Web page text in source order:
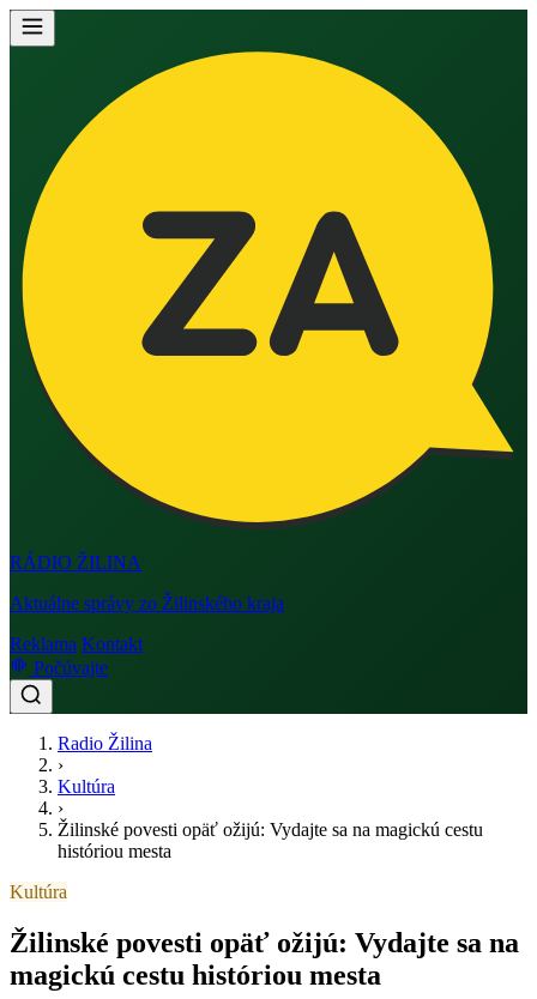
RÁDIO ŽILINA
Aktuálne správy zo Žilinského kraja
Reklama Kontakt
Počúvajte
Radio Žilina
›
Kultúra
›
Žilinské povesti opäť ožijú: Vydajte sa na magickú cestu
históriou mesta
Kultúra
Žilinské povesti opäť ožijú: Vydajte sa na
magickú cestu históriou mesta